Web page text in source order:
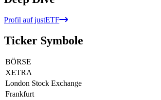
Profil auf justETF
Ticker Symbole
BÖRSE
XETRA
London Stock Exchange
Frankfurt